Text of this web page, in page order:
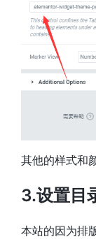
其他的样式和
3.设置目
本站的因为排